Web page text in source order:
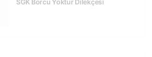
SGK Borcu Yoktur Dilekçesi